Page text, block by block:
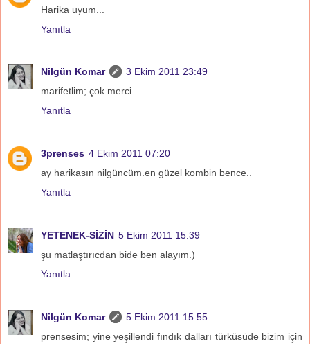
Harika uyum...
Yanıtla
Nilgün Komar
3 Ekim 2011 23:49
marifetlim; çok merci..
Yanıtla
3prenses 4 Ekim 2011 07:20
ay harikasın nilgüncüm.en güzel kombin bence..
Yanıtla
YETENEK-SİZİN 5 Ekim 2011 15:39
şu matlaştırıcdan bide ben alayım.)
Yanıtla
Nilgün Komar
5 Ekim 2011 15:55
prensesim; yine yeşillendi fındık dalları türküsüde bizim için